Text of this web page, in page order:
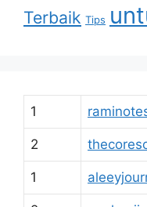
Terbaik Tips
1
2
1